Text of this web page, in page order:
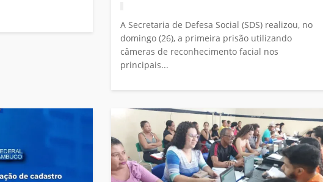
A Secretaria de Defesa Social (SDS) realizou, no
domingo (26), a primeira prisão utilizando
câmeras de reconhecimento facial nos
principais...